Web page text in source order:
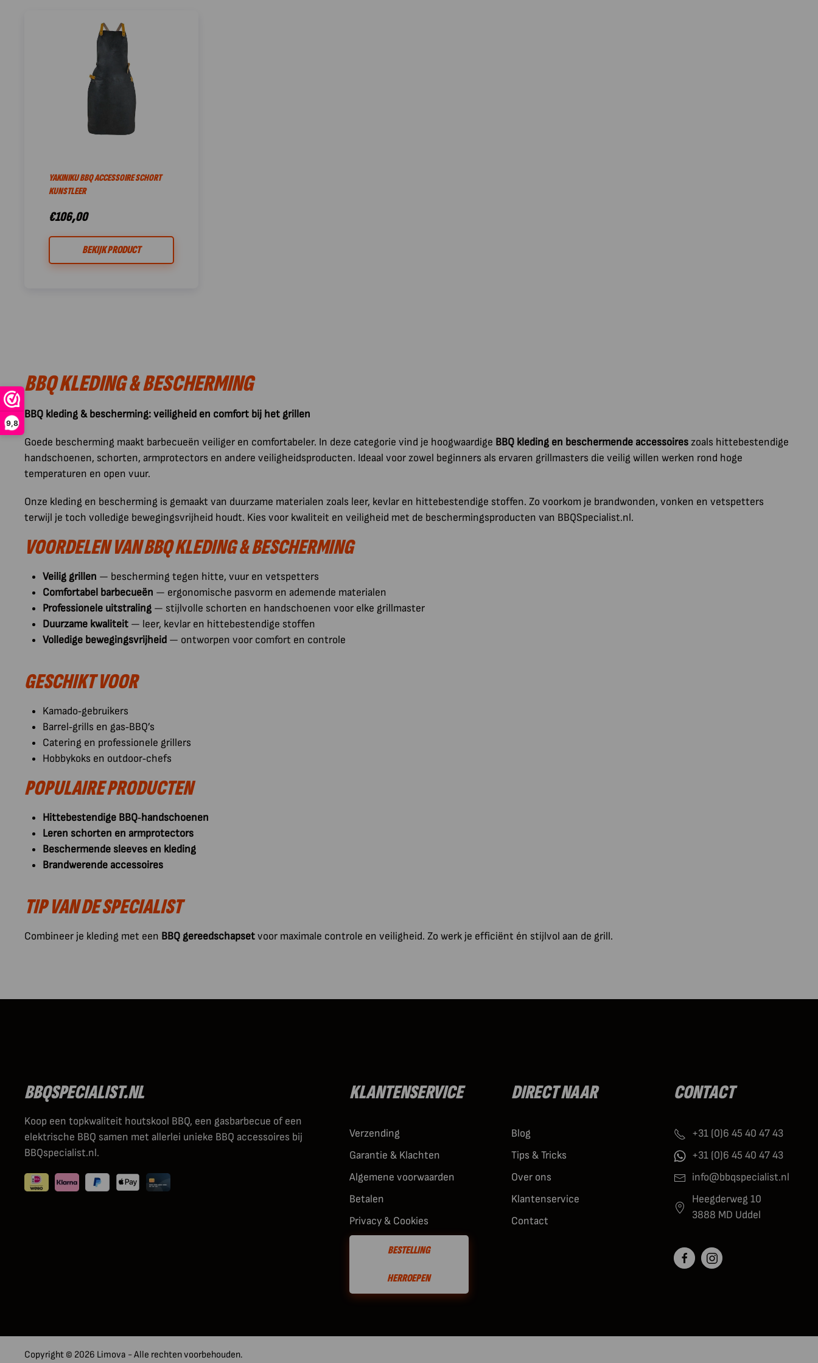
9,8
YAKINIKU BBQ ACCESSOIRE SCHORT
KUNSTLEER
€106,00
BEKIJK PRODUCT
BBQ KLEDING & BESCHERMING
BBQ kleding & bescherming: veiligheid en comfort bij het grillen
Goede bescherming maakt barbecueën veiliger en comfortabeler. In deze categorie vind je hoogwaardige BBQ kleding en beschermende accessoireszoals hittebestendige
handschoenen, schorten, armprotectors en andere veiligheidsproducten. Ideaal voor zowel beginners als ervaren grillmasters die veilig willen werken rond hoge
temperaturen en open vuur.
Onze kleding en bescherming is gemaakt van duurzame materialen zoals leer, kevlar en hittebestendige stoffen. Zo voorkom je brandwonden, vonken en vetspetters
terwijl je toch volledige bewegingsvrijheid houdt. Kies voor kwaliteit en veiligheid met de beschermingsproducten van BBQSpecialist.nl.
VOORDELEN VAN BBQ KLEDING & BESCHERMING
Veilig grillen — bescherming tegen hitte, vuur en vetspetters
Comfortabel barbecueën — ergonomische pasvorm en ademende materialen
Professionele uitstraling — stijlvolle schorten en handschoenen voor elke grillmaster
Duurzame kwaliteit — leer, kevlar en hittebestendige stoffen
Volledige bewegingsvrijheid — ontworpen voor comfort en controle
GESCHIKT VOOR
Kamado‑gebruikers
Barrel‑grills en gas‑BBQ’s
Catering en professionele grillers
Hobbykoks en outdoor‑chefs
POPULAIRE PRODUCTEN
Hittebestendige BBQ‑handschoenen
Leren schorten en armprotectors
Beschermende sleeves en kleding
Brandwerende accessoires
TIP VAN DE SPECIALIST
Combineer je kleding met een BBQ gereedschapsetvoor maximale controle en veiligheid. Zo werk je efficiënt én stijlvol aan de grill.
BBQSPECIALIST.NL
Koop een topkwaliteit houtskool BBQ, een gasbarbecue of een
elektrische BBQ samen met allerlei unieke BBQ accessoires bij
BBQspecialist.nl.
KLANTENSERVICE
Verzending
Garantie & Klachten
Algemene voorwaarden
Betalen
Privacy & Cookies
BESTELLING
HERROEPEN
DIRECT NAAR
Blog
Tips & Tricks
Over ons
Klantenservice
Contact
CONTACT
+31 (0)6 45 40 47 43
+31 (0)6 45 40 47 43
info@bbqspecialist.nl
Heegderweg 10
3888 MD Uddel
Copyright © 2026 Limova - Alle rechten voorbehouden.